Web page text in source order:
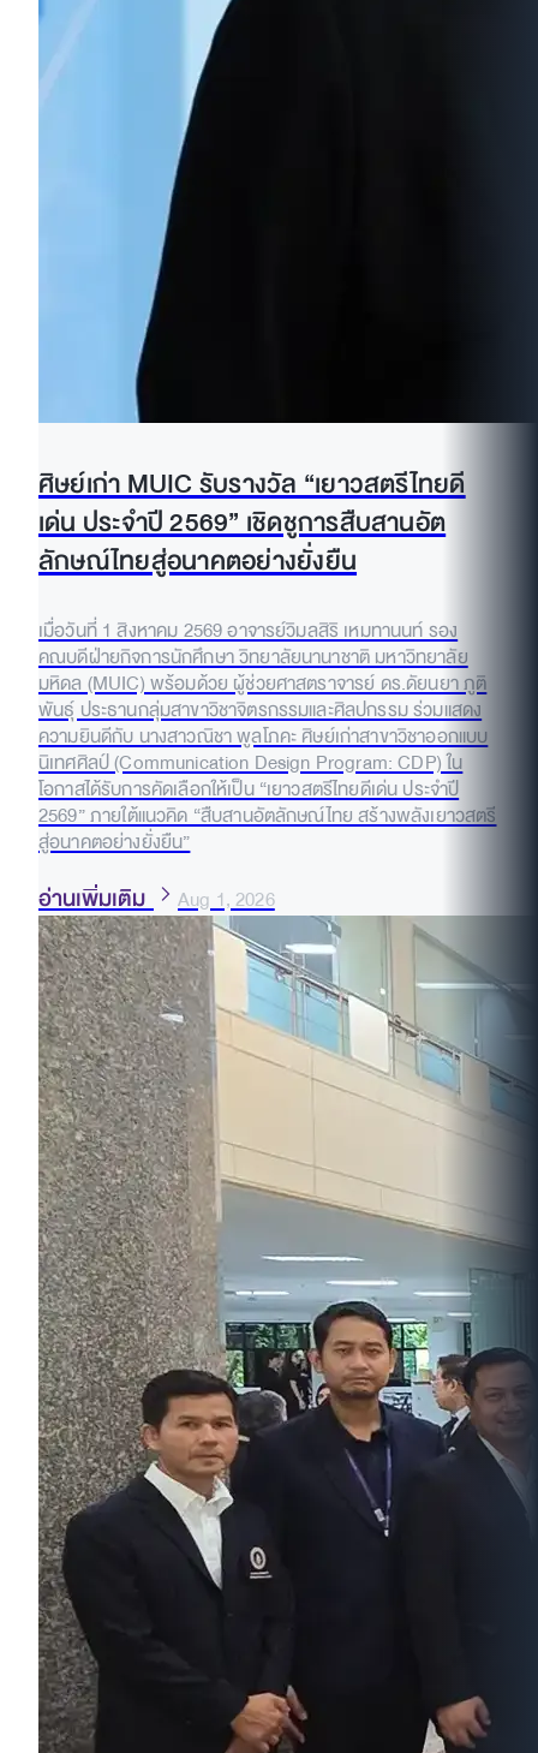
ศิษย์เก่า MUIC รับรางวัล “เยาวสตรีไทยดี
เด่น ประจำปี 2569” เชิดชูการสืบสานอัต
ลักษณ์ไทยสู่อนาคตอย่างยั่งยืน
เมื่อวันที่ 1 สิงหาคม 2569 อาจารย์วิมลสิริ เหมทานนท์ รอง
คณบดีฝ่ายกิจการนักศึกษา วิทยาลัยนานาชาติ มหาวิทยาลัย
มหิดล (MUIC) พร้อมด้วย ผู้ช่วยศาสตราจารย์ ดร.ดัยนยา ภูติ
พันธุ์ ประธานกลุ่มสาขาวิชาจิตรกรรมและศิลปกรรม ร่วมแสดง
ความยินดีกับ นางสาวณิชา พูลโภคะ ศิษย์เก่าสาขาวิชาออกแบบ
นิเทศศิลป์ (Communication Design Program: CDP) ใน
โอกาสได้รับการคัดเลือกให้เป็น “เยาวสตรีไทยดีเด่น ประจำปี
2569” ภายใต้แนวคิด “สืบสานอัตลักษณ์ไทย สร้างพลังเยาวสตรี
สู่อนาคตอย่างยั่งยืน”
อ่านเพิ่มเติม Aug 1, 2026